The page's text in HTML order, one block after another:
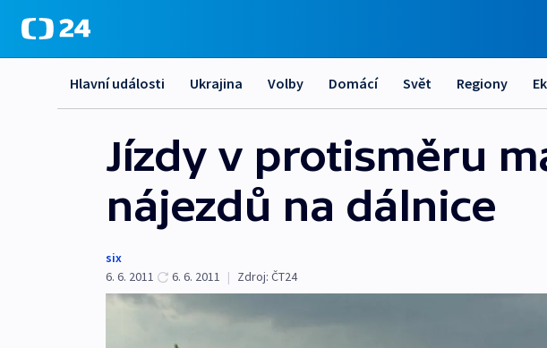
Hlavní události Ukrajina Volby Domácí Svět Regiony
Jízdy v protisměru
nájezdů na dálnice
six
6. 6. 2011
6. 6. 2011 | Zdroj: ČT24